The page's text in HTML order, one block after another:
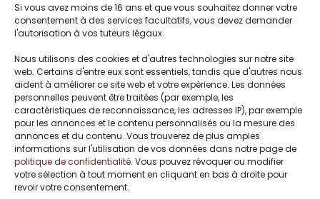
Si vous avez moins de 16 ans et que vous souhaitez donner votre
consentement à des services facultatifs, vous devez demander
l'autorisation à vos tuteurs légaux.
Nous utilisons des cookies et d'autres technologies sur notre site
web. Certains d'entre eux sont essentiels, tandis que d'autres nous
aident à améliorer ce site web et votre expérience. Les données
personnelles peuvent être traitées (par exemple, les
caractéristiques de reconnaissance, les adresses IP), par exemple
pour les annonces et le contenu personnalisés ou la mesure des
annonces et du contenu. Vous trouverez de plus amples
informations sur l'utilisation de vos données dans notre page de
politique de confidentialité. Vous pouvez révoquer ou modifier
votre sélection à tout moment en cliquant en bas à droite pour
revoir votre consentement.
Titres Similaires
UP TO-
54%